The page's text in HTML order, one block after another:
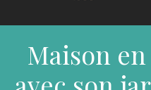
Maison